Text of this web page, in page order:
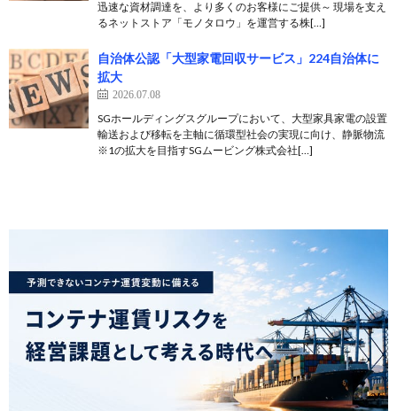
迅速な資材調達を、より多くのお客様にご提供～ 現場を支え
るネットストア「モノタロウ」を運営する株[…]
自治体公認「大型家電回収サービス」224自治体に
拡大
2026.07.08
SGホールディングスグループにおいて、大型家具家電の設置
輸送および移転を主軸に循環型社会の実現に向け、静脈物流
※1の拡大を目指すSGムービング株式会社[…]